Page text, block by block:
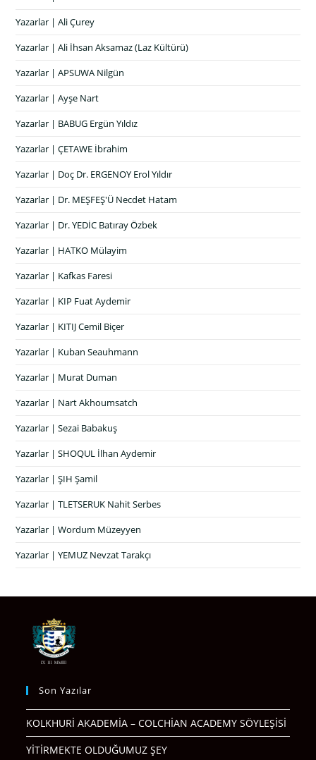
Yazarlar | Ali Çurey
Yazarlar | Ali İhsan Aksamaz (Laz Kültürü)
Yazarlar | APSUWA Nilgün
Yazarlar | Ayşe Nart
Yazarlar | BABUG Ergün Yıldız
Yazarlar | ÇETAWE İbrahim
Yazarlar | Doç Dr. ERGENOY Erol Yıldır
Yazarlar | Dr. MEŞFEŞ'Ü Necdet Hatam
Yazarlar | Dr. YEDİC Batıray Özbek
Yazarlar | HATKO Mülayim
Yazarlar | Kafkas Faresi
Yazarlar | KIP Fuat Aydemir
Yazarlar | KITIJ Cemil Biçer
Yazarlar | Kuban Seauhmann
Yazarlar | Murat Duman
Yazarlar | Nart Akhoumsatch
Yazarlar | Sezai Babakuş
Yazarlar | SHOQUL İlhan Aydemir
Yazarlar | ŞIH Şamil
Yazarlar | TLETSERUK Nahit Serbes
Yazarlar | Wordum Müzeyyen
Yazarlar | YEMUZ Nevzat Tarakçı
Son Yazılar
KOLKHURİ AKADEMİA – COLCHİAN ACADEMY SÖYLEŞİSİ
YİTİRMEKTE OLDUĞUMUZ ŞEY